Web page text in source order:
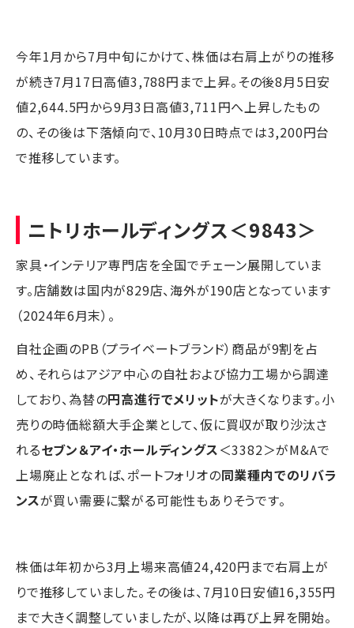
今年1月から7月中旬にかけて、株価は右肩上がりの推移
が続き7月17日高値3,788円まで上昇。その後8月5日安
値2,644.5円から9月3日高値3,711円へ上昇したもの
の、その後は下落傾向で、10月30日時点では3,200円台
で推移しています。
ニトリホールディングス＜9843＞
家具・インテリア専門店を全国でチェーン展開していま
す。店舗数は国内が829店、海外が190店となっています
（2024年6月末）。
自社企画のPB（プライベートブランド）商品が9割を占
め、それらはアジア中心の自社および協力工場から調達
しており、為替の円高進行でメリットが大きくなります。小
売りの時価総額大手企業として、仮に買収が取り沙汰さ
れるセブン＆アイ・ホールディングス＜3382＞がM&Aで
上場廃止となれば、ポートフォリオの同業種内でのリバラ
ンスが買い需要に繋がる可能性もありそうです。
株価は年初から3月上場来高値24,420円まで右肩上が
りで推移していました。その後は、7月10日安値16,355円
まで大きく調整していましたが、以降は再び上昇を開始。